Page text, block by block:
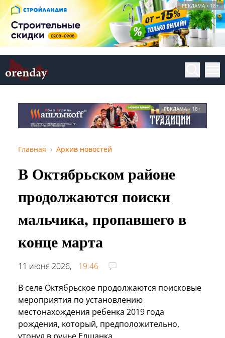
РЕКЛАМА • 18+
РЕКЛАМА • 18+
Главная Архив новостей
В Октябрьском районе
продолжаются поиски
мальчика, пропавшего в
конце марта
11 июня 2026,
19:46
В селе Октябрьское продолжаются поисковые
мероприятия по установлению
местонахождения ребенка 2019 года
рождения, который, предположительно,